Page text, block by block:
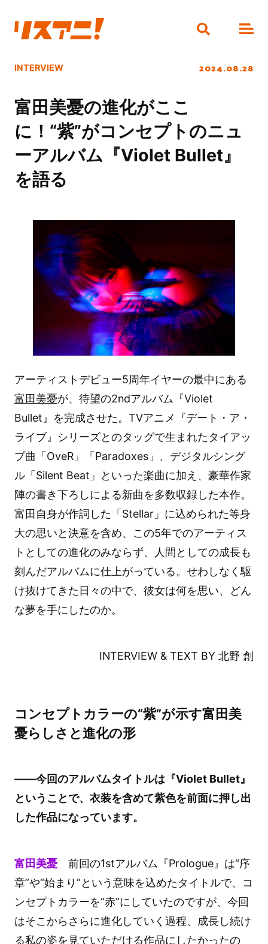
INTERVIEW 2024.08.28
富田美憂の進化がここ
に！“紫”がコンセプトのニュ
ーアルバム『Violet Bullet』
を語る
アーティストデビュー5周年イヤーの最中にある
富田美憂が、待望の2ndアルバム『Violet
Bullet』を完成させた。TVアニメ『デート・ア・
ライブ』シリーズとのタッグで生まれたタイアッ
プ曲「OveR」「Paradoxes」、デジタルシング
ル「Silent Beat」といった楽曲に加え、豪華作家
陣の書き下ろしによる新曲を多数収録した本作。
富田自身が作詞した「Stellar」に込められた等身
大の思いと決意を含め、この5年でのアーティス
トとしての進化のみならず、人間としての成長も
刻んだアルバムに仕上がっている。せわしなく駆
け抜けてきた日々の中で、彼女は何を思い、どん
な夢を手にしたのか。
INTERVIEW & TEXT BY 北野 創
コンセプトカラーの“紫”が示す富田美
憂らしさと進化の形
――今回のアルバムタイトルは『Violet Bullet』
ということで、衣装を含めて紫色を前面に押し出
した作品になっています。
富田美憂前回の1stアルバム『Prologue』は“序
章”や“始まり”という意味を込めたタイトルで、コ
ンセプトカラーを“赤”にしていたのですが、今回
はそこからさらに進化していく過程、成長し続け
る私の姿を見ていただける作品にしたかったの